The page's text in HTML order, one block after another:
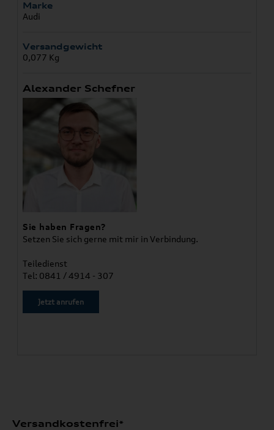
Marke
Audi
Versandgewicht
0,077 Kg
Alexander Schefner
Sie haben Fragen?
Setzen Sie sich gerne mit mir in Verbindung.
Teiledienst
Tel: 0841 / 4914 - 307
Jetzt anrufen
Versandkostenfrei*